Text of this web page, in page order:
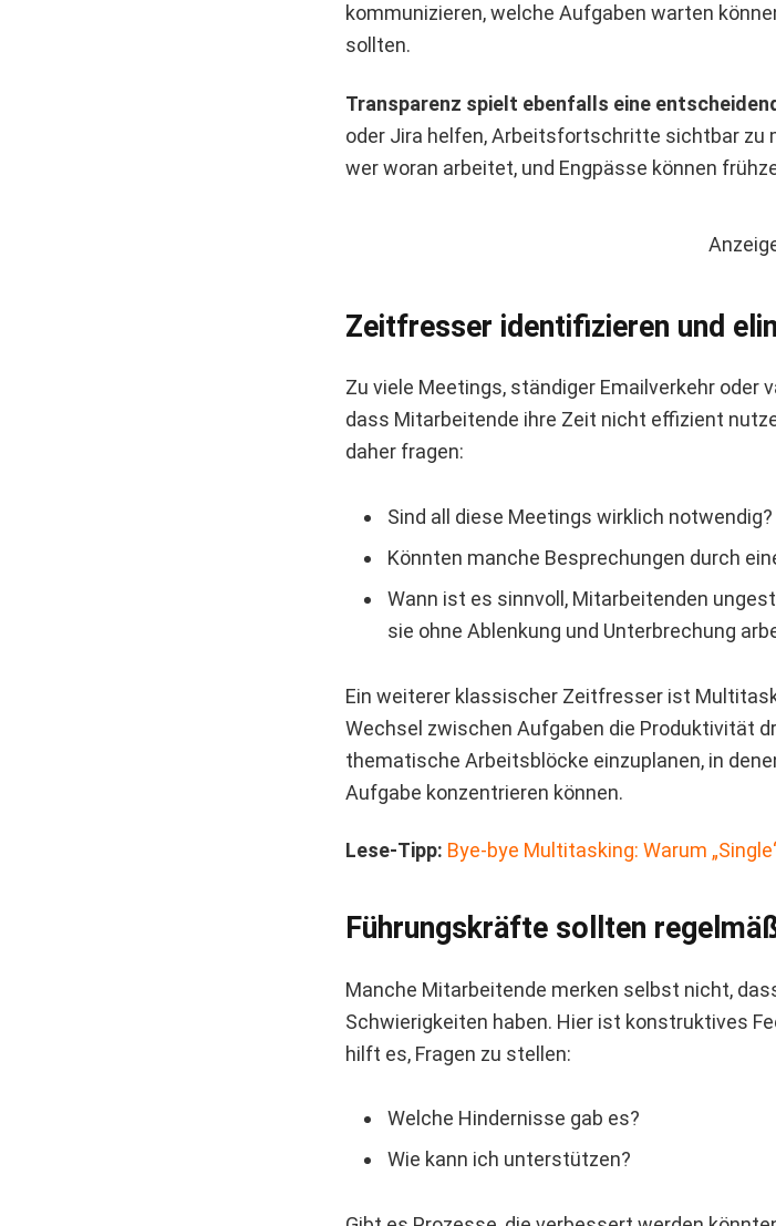
kommunizieren, welche Aufgaben warten
sollten.
Transparenz spielt ebenfalls eine
oder Jira helfen, Arbeitsfortschritte sichtbar zu
wer woran arbeitet, und Engpässe können
Zeitfresser identifizieren und
Zu viele Meetings, ständiger Emailverkehr oder
dass Mitarbeitende ihre Zeit nicht effizient
daher fragen:
Sind all diese Meetings wirklich notwendig?
Könnten manche Besprechungen durch
Wann ist es sinnvoll, Mitarbeitenden
sie ohne Ablenkung und Unterbrechung
Ein weiterer klassischer Zeitfresser ist
Wechsel zwischen Aufgaben die Produktivität
thematische Arbeitsblöcke einzuplanen, in
Aufgabe konzentrieren können.
Lese-Tipp: Bye-bye Multitasking: Warum
Führungskräfte sollten
Manche Mitarbeitende merken selbst nicht,
Schwierigkeiten haben. Hier ist konstruktives
hilft es, Fragen zu stellen:
Welche Hindernisse gab es?
Wie kann ich unterstützen?